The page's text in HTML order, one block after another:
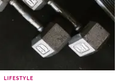
LIFESTYLE